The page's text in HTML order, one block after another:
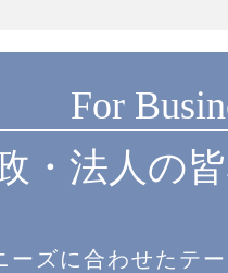
For
・法人の
ズに合わせたテー